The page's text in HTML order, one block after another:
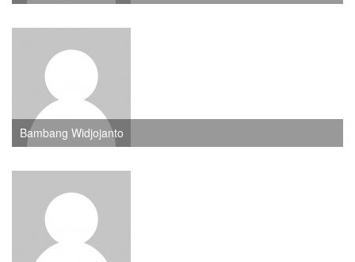
Bambang Widjojanto